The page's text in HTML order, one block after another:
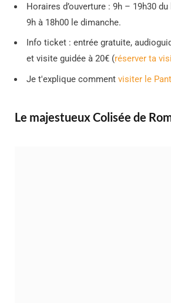
Horaires d’ouverture : 9h – 19h30
9h à 18h00 le dimanche.
Info ticket : entrée gratuite,
et visite guidée à 20€ (réserver ta
Je t'explique comment visiter le
Le majestueux Colisée de